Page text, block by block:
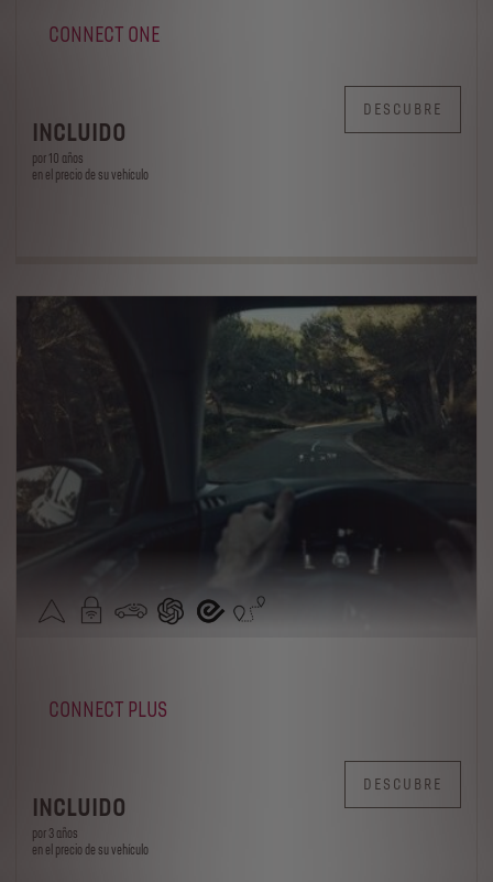
CONNECT ONE
INCLUIDO
por 10 años
en el precio de su vehículo
DESCUBRE
CONNECT PLUS
INCLUIDO
por 3 años
en el precio de su vehículo
DESCUBRE